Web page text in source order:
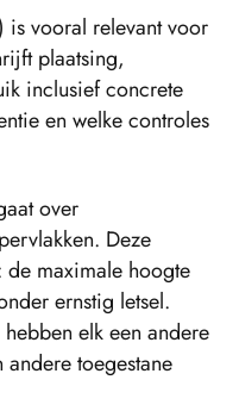
is vooral relevant voor
plaatsing,
inclusief concrete
en welke controles
over
Deze
maximale hoogte
ernstig letsel.
elk een andere
toegestane